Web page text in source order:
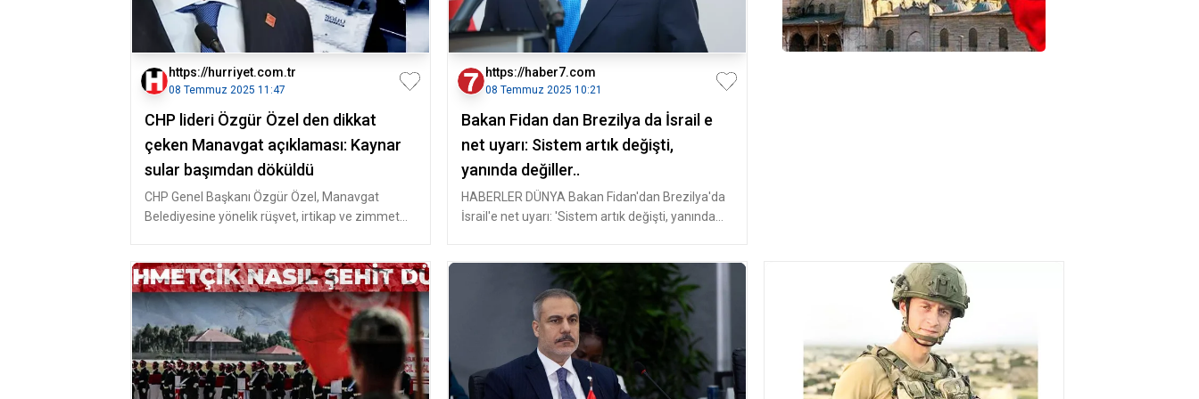
https://hurriyet.com.tr
08 Temmuz 2025 11:47
CHP lideri Özgür Özel den dikkat
çeken Manavgat açıklaması: Kaynar
sular başımdan döküldü
CHP Genel Başkanı Özgür Özel, Manavgat
Belediyesine yönelik rüşvet, irtikap ve zimmet
https://haber7.com
08 Temmuz 2025 10:21
Bakan Fidan dan Brezilya da İsrail e
net uyarı: Sistem artık değişti,
yanında değiller..
HABERLER DÜNYA Bakan Fidan'dan Brezilya'da
İsrail'e net uyarı: 'Sistem artık değişti, yanında